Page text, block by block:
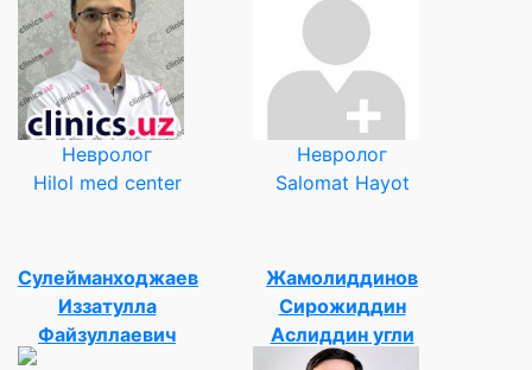
Невролог
Hilol med center
Невролог
Salomat Hayot
Сулейманходжаев
Иззатулла
Файзуллаевич
Жамолиддинов
Сирожиддин
Аслиддин угли